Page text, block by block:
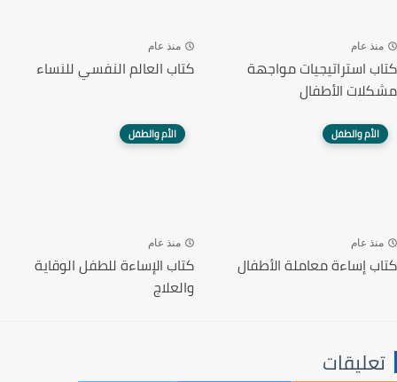
منذ عام
كتاب استراتيجيات مواجهة
مشكلات الأطفال
منذ عام
كتاب العالم النفسي للنساء
الأم والطفل
منذ عام
كتاب إساءة معاملة الأطفال
الأم والطفل
منذ عام
كتاب الإساءة للطفل الوقاية
والعلاج
تعليقات